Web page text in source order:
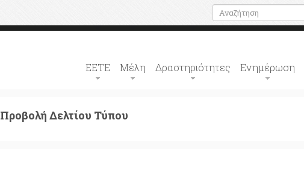
ΕΕΤΕ Μέλη Δραστηριότητες Ενημέρωση
Προβολή Δελτίου Τύπου